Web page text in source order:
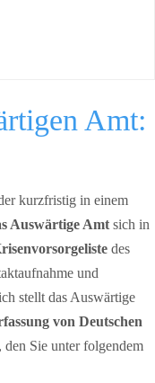
Amt:
kurzfristig in einem
Auswärtige Amt sich in
des
und
stellt das Auswärtige
von Deutschen
Sie unter folgendem